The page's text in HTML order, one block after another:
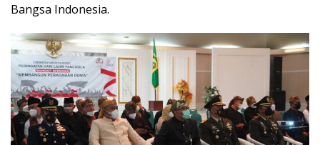
Bangsa Indonesia.